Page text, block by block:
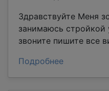
Здравствуйте Меня
занимаюсь стройкой
звоните пишите все
Подробнее